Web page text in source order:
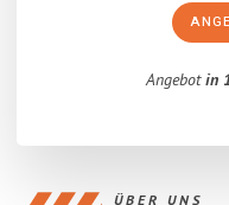
Angebotin
ÜBER UNS